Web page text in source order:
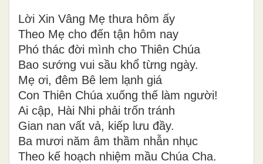
Lời Xin Vâng Mẹ thưa hôm ấy
Theo Mẹ cho đến tận hôm nay
Phó thác đời mình cho Thiên Chúa
Bao sướng vui sầu khổ từng ngày.
Mẹ ơi, đêm Bê lem lạnh giá
Con Thiên Chúa xuống thế làm người!
Ai cập, Hài Nhi phải trốn tránh
Gian nan vất vả, kiếp lưu đầy.
Ba mươi năm âm thầm nhẫn nhục
Theo kế hoạch nhiệm mầu Chúa Cha.